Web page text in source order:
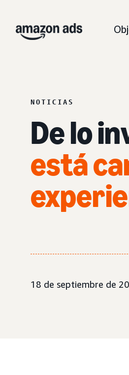
NOTICIAS
De lo
está
18 de septiembre de